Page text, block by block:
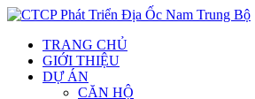
TRANG CHỦ
GIỚI THIỆU
DỰ ÁN
CĂN HỘ